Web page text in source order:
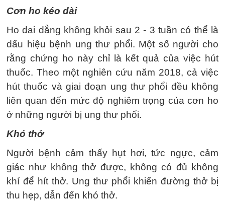
Cơn ho kéo dài
Ho dai dẳng không khỏi sau 2 - 3 tuần có thể là
dấu hiệu bệnh ung thư phổi. Một số người cho
rằng chứng ho này chỉ là kết quả của việc hút
thuốc. Theo một nghiên cứu năm 2018, cả việc
hút thuốc và giai đoạn ung thư phổi đều không
liên quan đến mức độ nghiêm trọng của cơn ho
ở những người bị ung thư phổi.
Khó thở
Người bệnh cảm thấy hụt hơi, tức ngực, cảm
giác như không thở được, không có đủ không
khí để hít thở. Ung thư phổi khiến đường thở bị
thu hẹp, dẫn đến khó thở.